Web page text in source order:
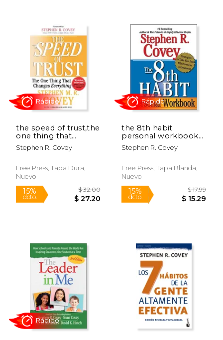
$ 16.14 dcto.
15% 15%
dcto.
the speed of trust,the
one thing that
changes everything
(en Inglés)
Stephen R. Covey
Free Press, Tapa Dura,
Nuevo
the 8th habit
personal workbook
(en Inglés)
Stephen R. Covey
Free Press, Tapa Blanda,
Nuevo